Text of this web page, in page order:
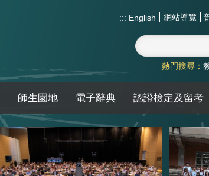
::: English 網站導覽
熱門搜尋：
師生園地 電子辭典 認證檢定及留考